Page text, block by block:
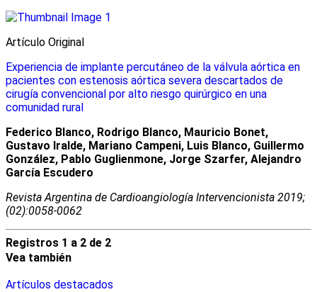
Artículo Original
Experiencia de implante percutáneo de la válvula aórtica en
pacientes con estenosis aórtica severa descartados de
cirugía convencional por alto riesgo quirúrgico en una
comunidad rural
Federico Blanco, Rodrigo Blanco, Mauricio Bonet,
Gustavo Iralde, Mariano Campeni, Luis Blanco, Guillermo
González, Pablo Guglienmone, Jorge Szarfer, Alejandro
García Escudero
Revista Argentina de Cardioangiologí­a Intervencionista 2019;
(02):0058-0062
Registros 1 a 2 de 2
Vea también
Artículos destacados